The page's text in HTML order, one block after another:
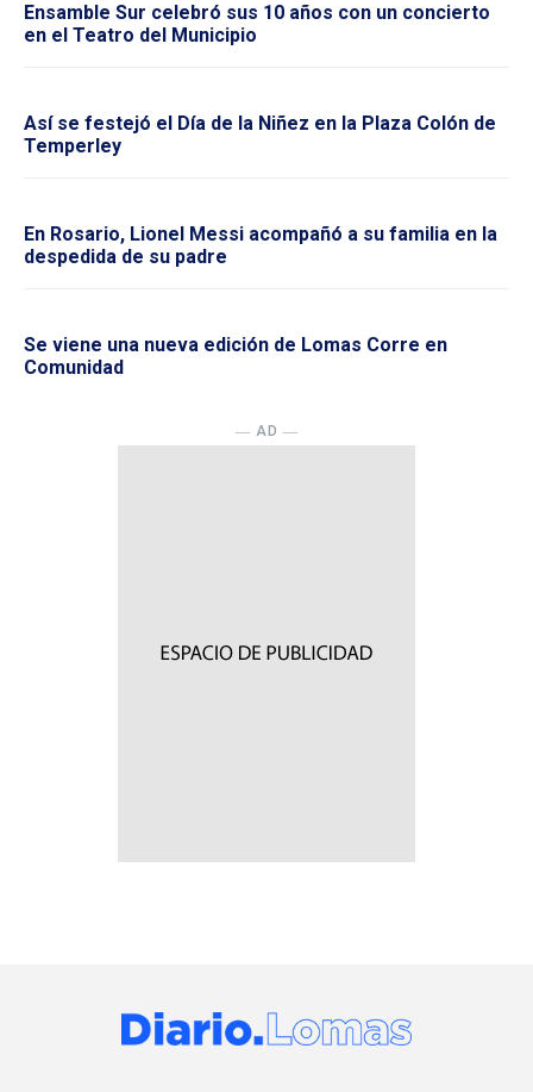
Ensamble Sur celebró sus 10 años con un concierto
en el Teatro del Municipio
Así se festejó el Día de la Niñez en la Plaza Colón de
Temperley
En Rosario, Lionel Messi acompañó a su familia en la
despedida de su padre
Se viene una nueva edición de Lomas Corre en
Comunidad
― AD ―